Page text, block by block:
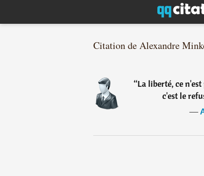
Citation de Alexandre
“La liberté, ce
c'est le
―